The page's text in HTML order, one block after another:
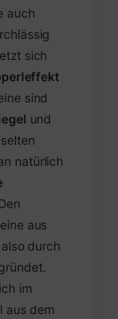
auch
sich
sind
und
natürlich
aus
durch
im
aus dem